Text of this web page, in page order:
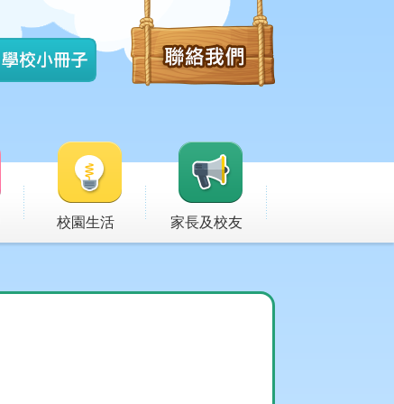
校園生活 家長及校友